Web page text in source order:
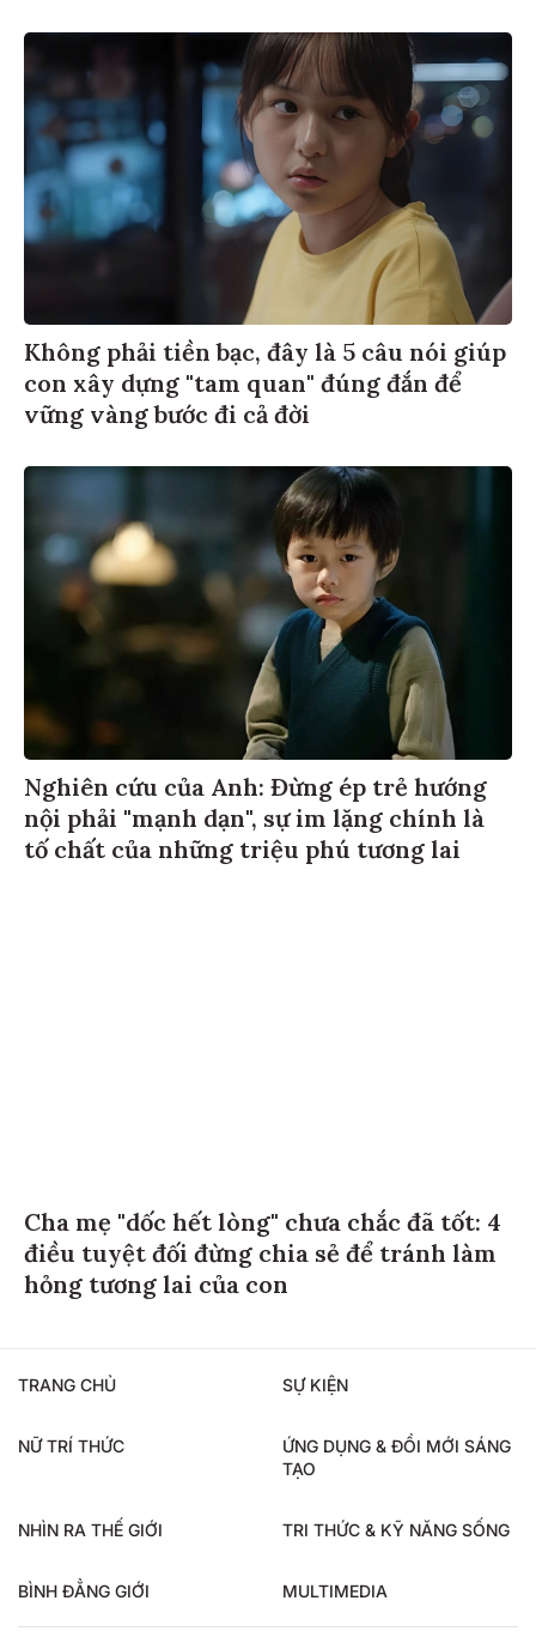
Không phải tiền bạc, đây là 5 câu nói giúp
con xây dựng "tam quan" đúng đắn để
vững vàng bước đi cả đời
Nghiên cứu của Anh: Đừng ép trẻ hướng
nội phải "mạnh dạn", sự im lặng chính là
tố chất của những triệu phú tương lai
Cha mẹ "dốc hết lòng" chưa chắc đã tốt: 4
điều tuyệt đối đừng chia sẻ để tránh làm
hỏng tương lai của con
TRANG CHỦ SỰ KIỆN
NỮ TRÍ THỨC
ỨNG DỤNG & ĐỔI MỚI SÁNG
TẠO
NHÌN RA THẾ GIỚI TRI THỨC & KỸ NĂNG SỐNG
BÌNH ĐẲNG GIỚI MULTIMEDIA